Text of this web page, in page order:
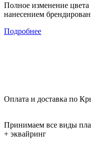
Полное изменение
нанесением
Подробнее
Оплата и доставка по
Принимаем все виды
+ эквайринг